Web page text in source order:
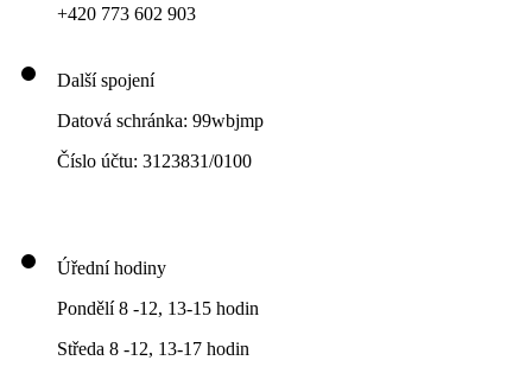
+420 773 602 903
Další spojení
Datová schránka: 99wbjmp
Číslo účtu: 3123831/0100
Úřední hodiny
Pondělí 8 -12, 13-15 hodin
Středa 8 -12, 13-17 hodin